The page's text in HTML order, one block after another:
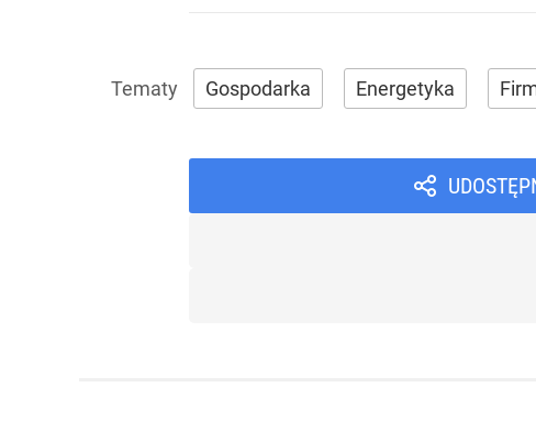
Gospodarka Energetyka